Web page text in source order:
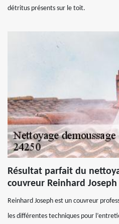
détritus présents sur le toit.
Résultat parfait du
couvreur Reinhard Joseph
Reinhard Joseph est un couvreur
les différentes techniques pour